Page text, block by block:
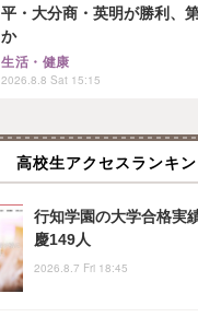
平・大分商・英明が勝利、
か
生活・健康
2026.8.8 Sat 15:15
高校生アクセスランキ
行知学園の大学合格実
慶149人
2026.8.7 Fri 18:45